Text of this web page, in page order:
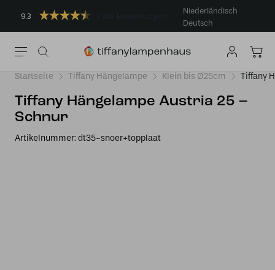
9.3
Niederländisch
Deutsch
Startseite Tiffany Hängelampe Klein bis Ø25cm Tiffany
Tiffany Hängelampe Austria 25 –
Schnur
Artikelnummer: dt35-snoer+topplaat